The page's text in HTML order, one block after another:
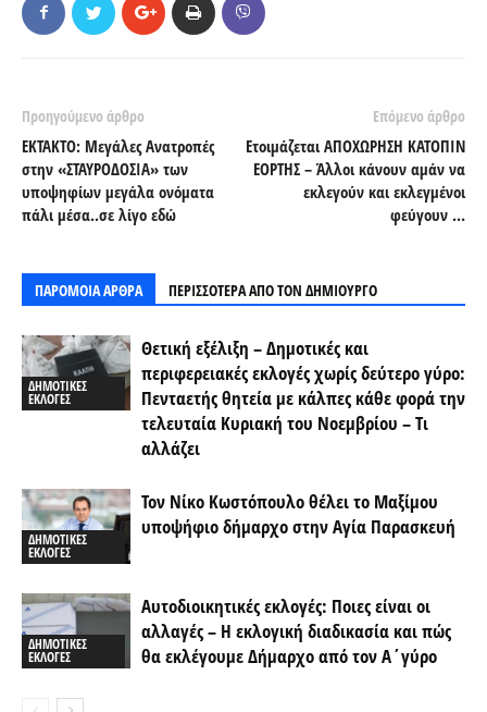
Προηγούμενο άρθρο
ΕΚΤΑΚΤΟ: Μεγάλες Ανατροπές
στην «ΣΤΑΥΡΟΔΟΣΙΑ» των
υποψηφίων μεγάλα ονόματα
πάλι μέσα..σε λίγο εδώ
Επόμενο άρθρο
Ετοιμάζεται ΑΠΟΧΩΡΗΣΗ ΚΑΤΟΠΙΝ
ΕΟΡΤΗΣ – Άλλοι κάνουν αμάν να
εκλεγούν και εκλεγμένοι
φεύγουν …
ΠΑΡΟΜΟΙΑ ΑΡΘΡΑ ΠΕΡΙΣΣΟΤΕΡΑ ΑΠΟ ΤΟΝ ΔΗΜΙΟΥΡΓΟ
ΔΗΜΟΤΙΚΕΣ
ΕΚΛΟΓΕΣ
Θετική εξέλιξη – Δημοτικές και
περιφερειακές εκλογές χωρίς δεύτερο γύρο:
Πενταετής θητεία με κάλπες κάθε φορά την
τελευταία Κυριακή του Νοεμβρίου – Τι
αλλάζει
ΔΗΜΟΤΙΚΕΣ
ΕΚΛΟΓΕΣ
Τον Νίκο Κωστόπουλο θέλει το Μαξίμου
υποψήφιο δήμαρχο στην Αγία Παρασκευή
ΔΗΜΟΤΙΚΕΣ
ΕΚΛΟΓΕΣ
Αυτοδιοικητικές εκλογές: Ποιες είναι οι
αλλαγές – Η εκλογική διαδικασία και πώς
θα εκλέγουμε Δήμαρχο από τον Α΄γύρο